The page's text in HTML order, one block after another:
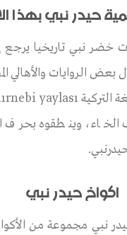
حيدر نبي بهذا
خضر نبي تاريخيا يرجع
الروايات والأهالي
الخاء، وينطقوه
اكواخ حيدر نبي
نبي مجموعة من